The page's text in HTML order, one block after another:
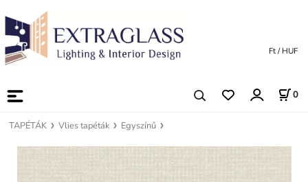
0
Ft / HUF
TAPÉTÁK Vlies tapéták Egyszínű